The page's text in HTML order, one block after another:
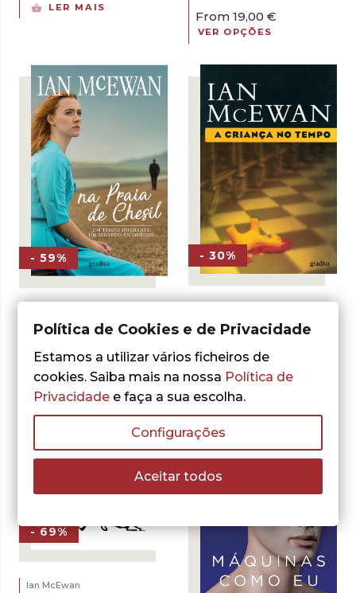
LER MAIS
From 19,00 €
VER OPÇÕES
- 59%
Na Praia de Chesil
12,11€
preço
original
era:
12,11 €.
5,00 €
preço
atual
é:
5,00 €.
- 30%
A Criança no
Tempo
11,61€ O
preço
original
era:
11,61 €.
8,13 €O
preço
8,13 €.
ADICIONAR
- 69%
Ian McEwan
Política de Cookies e de Privacidade
Estamos a utilizar vários ficheiros de
cookies. Saiba mais na nossa Política de
Privacidade e faça a sua escolha.
Configurações
Aceitar todos